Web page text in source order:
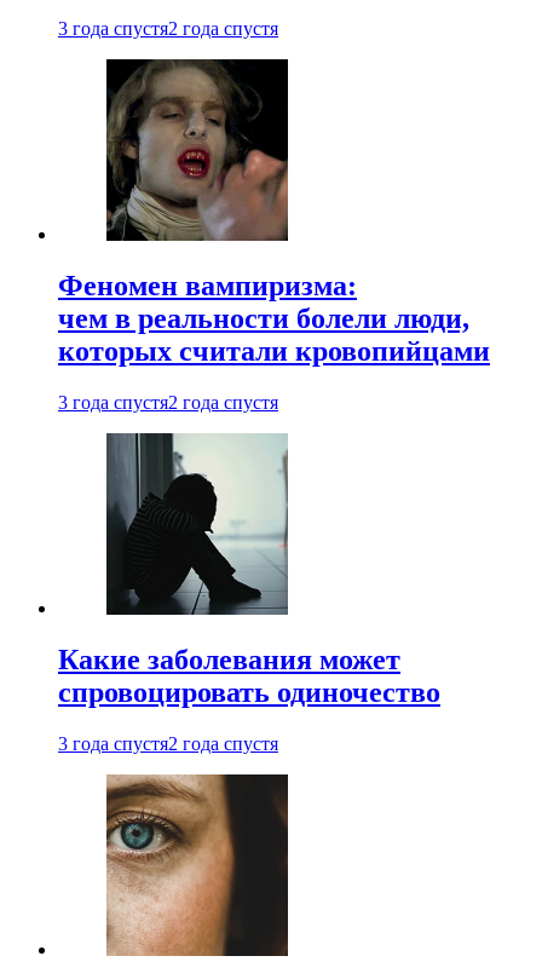
3 года спустя2 года спустя
Феномен вампиризма:
чем в реальности болели люди,
которых считали кровопийцами
3 года спустя2 года спустя
Какие заболевания может
спровоцировать одиночество
3 года спустя2 года спустя